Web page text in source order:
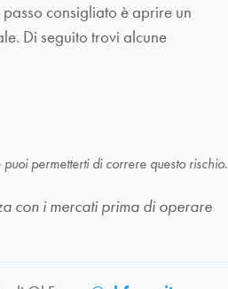
consigliato è aprire un
Di seguito trovi alcune
permetterti di correre questo rischio.
con i mercati prima di operare